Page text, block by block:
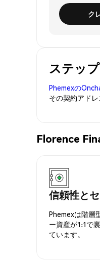
ク
ステッ
Phemexの
その契約アド
Florence
信頼性と
Phemexは階層
ー資産が1:1で
ています。